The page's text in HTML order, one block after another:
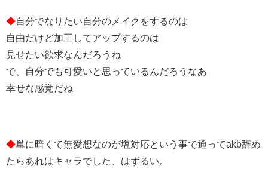
◆自分でなりたい自分のメイクをするのは
自由だけど加工してアップするのは
見せたい欲求なんだろうね
で、自分でも可愛いと思っているんだろうなあ
幸せな感覚だね
◆単に暗くて無愛想なのが塩対応という事で通ってakb辞め
たらあれはキャラでした、はずるい。